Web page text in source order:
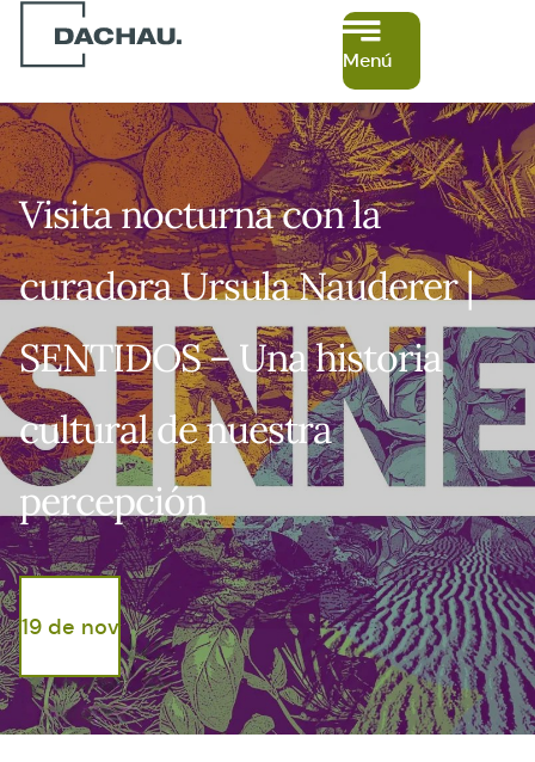
Menú
Visita nocturna con la
curadora Ursula Nauderer |
SENTIDOS – Una historia
cultural de nuestra
percepción
19 de nov